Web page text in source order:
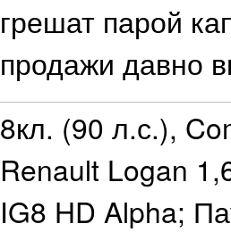
грешат парой
продажи давно
8кл. (90 л.с.),
Renault Logan
IG8 HD Alpha;